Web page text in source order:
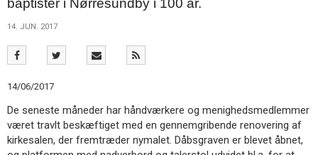
1.0:
Forside
Nyheder
Kalender
5.0:
Værktøjskassen
6.0:
Mission
7.0:
Om
BaptistKirken
8.0:
Kontakt
baptister i Nørresundby i 100 år.
14. JUN. 2017
14/06/2017
De seneste måneder har håndværkere og menighedsmedlemmer
været travlt beskæftiget med en gennemgribende renovering af
kirkesalen, der fremtræder nymalet. Dåbsgraven er blevet åbnet,